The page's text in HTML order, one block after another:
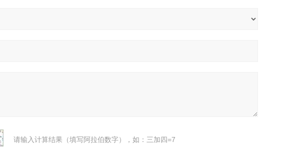
请输入计算结果（填写阿拉伯数字），如：三加四=7